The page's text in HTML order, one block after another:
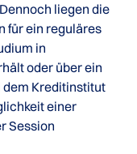
liegen die
für ein reguläres
in
oder über ein
dem Kreditinstitut
einer
Session